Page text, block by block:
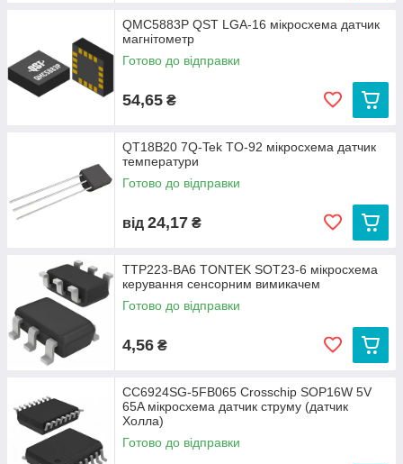
QMC5883P QST LGA-16 мікросхема датчик
магнітометр
Готово до відправки
54,65 ₴
QT18B20 7Q-Tek TO-92 мікросхема датчик
температури
Готово до відправки
від 24,17 ₴
TTP223-BA6 TONTEK SOT23-6 мікросхема
керування сенсорним вимикачем
Готово до відправки
4,56 ₴
CC6924SG-5FB065 Crosschip SOP16W 5V
65A мікросхема датчик струму (датчик
Холла)
Готово до відправки